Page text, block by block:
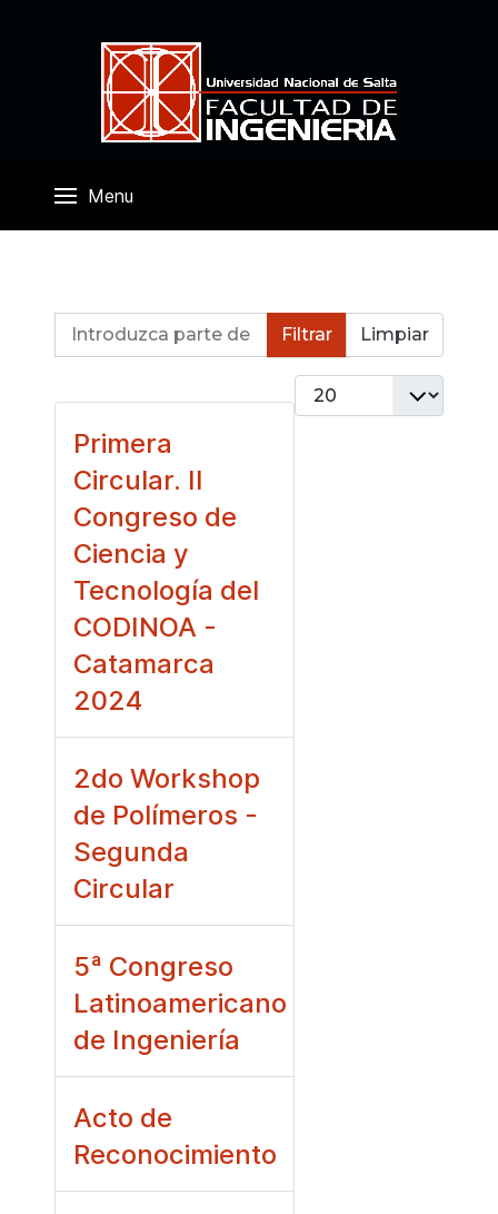
Menu
Introduzca parte del títuloFiltrar Limpiar
Cantidad a mostrar
Primera
Circular. II
Congreso de
Ciencia y
Tecnología del
CODINOA -
Catamarca
2024
2do Workshop
de Polímeros -
Segunda
Circular
5ª Congreso
Latinoamericano
de Ingeniería
Acto de
Reconocimiento